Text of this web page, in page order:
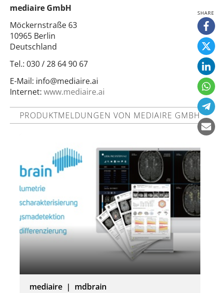
mediaire GmbH
Möckernstraße 63
10965 Berlin
Deutschland
Tel.: 030 / 28 64 90 67
E-Mail: info@mediaire.ai
Internet: www.mediaire.ai
PRODUKTMELDUNGEN VON MEDIAIRE GMBH
mediaire | mdbrain